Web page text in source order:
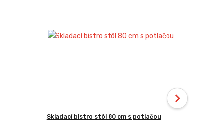
Skladací bistro stôl 80 cm s potlačou